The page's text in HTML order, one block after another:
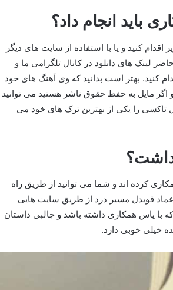
باید انجام داد؟
کنید و یا با استفاده از سایت های دیگر
لینک های دانلود در کانال تلگرامی ما و
کنید. بهتر است بدانید که وی آهنگ های خود
اگر مایل به حفظ حقوق ناشر هستید می توانید
تاکسی را یکی از بهترین ترک های خود می
داشت؟
کرده اند و شما می توانید از طریق راه
عماد قویدل مسیر درد از طریق سایت هایی
با یاس همکاری داشته باشد و جالبی داستان
خیلی خوبی دارد.